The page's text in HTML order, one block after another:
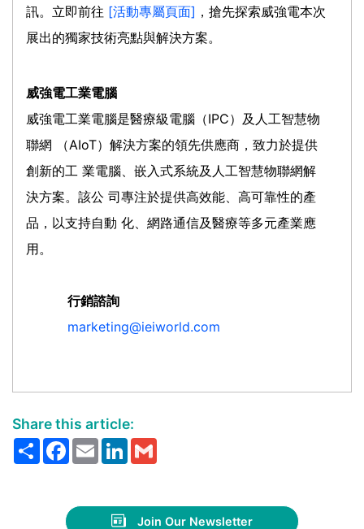
訊。立即前往 [活動專屬頁面] ，搶先探索威強電本次
展出的獨家技術亮點與解決方案。
威強電工業電腦
威強電工業電腦是醫療級電腦（IPC）及人工智慧物
聯網 （AIoT）解決方案的領先供應商，致力於提供
創新的工 業電腦、嵌入式系統及人工智慧物聯網解
決方案。該公 司專注於提供高效能、高可靠性的產
品，以支持自動 化、網路通信及醫療等多元產業應
用。
行銷諮詢
marketing@ieiworld.com
Share this article:
ShareFacebook
EmailLinkedIn
Join Our Newsletter